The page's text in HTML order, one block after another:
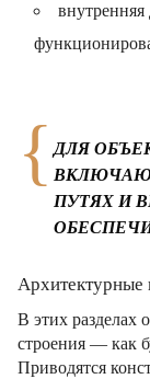
внутренняя
ДЛЯ
ПУТЯХ И
Архитектурные
В этих разделах
строения — как
Приводятся